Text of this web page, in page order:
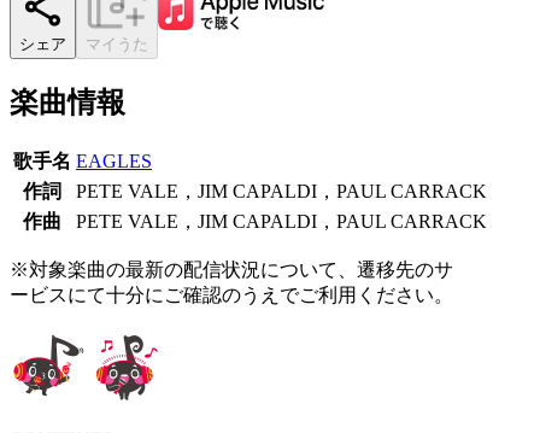
シェア マイうた
楽曲情報
歌手名 EAGLES
作詞
PETE VALE，JIM CAPALDI，PAUL CARRACK
作曲
PETE VALE，JIM CAPALDI，PAUL CARRACK
※対象楽曲の最新の配信状況について、遷移先のサ
ービスにて十分にご確認のうえでご利用ください。